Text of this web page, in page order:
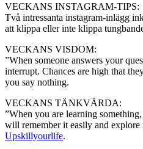
VECKANS INSTAGRAM-TIPS:
Två intressanta instagram-inlägg
att klippa eller inte klippa
VECKANS VISDOM:
”When someone answers your
interrupt. Chances are high that
you say nothing.
VECKANS TÄNKVÄRDA:
”When you are learning
will remember it easily and explore
Upskillyourlife.